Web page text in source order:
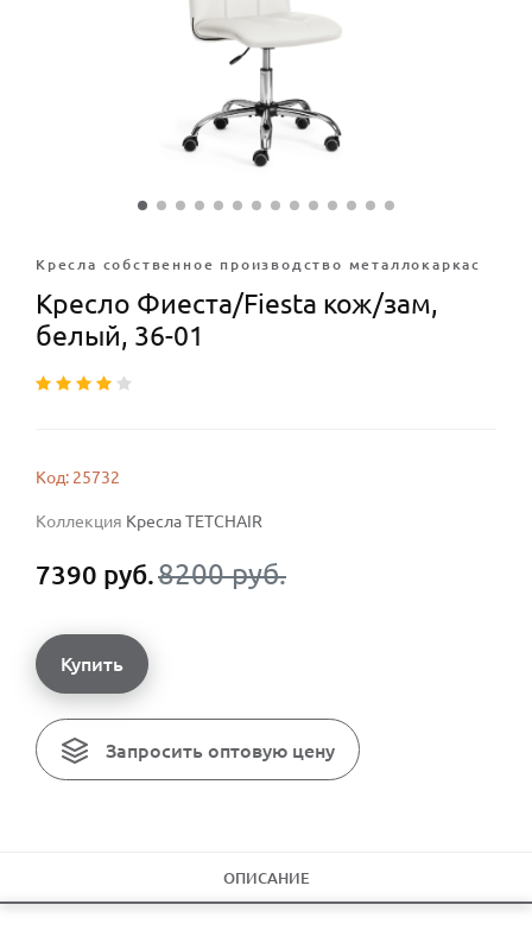
Кресла собственное производство металлокаркас
Кресло Фиеста/Fiesta кож/зам,
белый, 36-01
Код: 25732
Коллекция Кресла TETCHAIR
7390 руб.8200 руб.
Купить
Запросить оптовую цену
ОПИСАНИЕ